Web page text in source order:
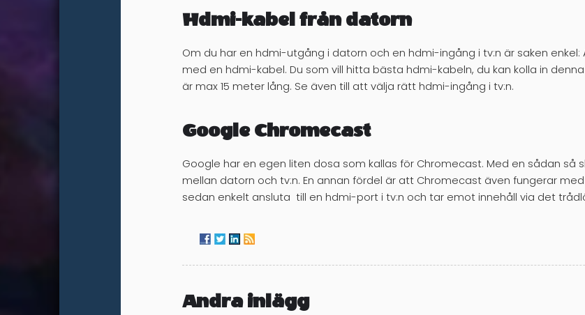
Hdmi-kabel från datorn
Om du har en hdmi-utgång i datorn och en hdmi-ingång i tv:n är saken
med en hdmi-kabel. Du som vill hitta bästa hdmi-kabeln, du kan kolla in denna
är max 15 meter lång. Se även till att välja rätt hdmi-ingång i tv:n.
Google Chromecast
Google har en egen liten dosa som kallas för Chromecast. Med en sådan så
mellan datorn och tv:n. En annan fördel är att Chromecast även fungerar
sedan enkelt ansluta till en hdmi-port i tv:n och tar emot innehåll via det
Andra inlägg